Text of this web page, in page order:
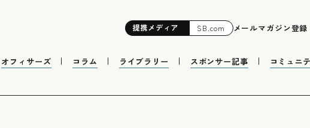
提携メディア SB.com メールマガジン登録
オフィサーズ コラム ライブラリー スポンサー記事 コミュニ